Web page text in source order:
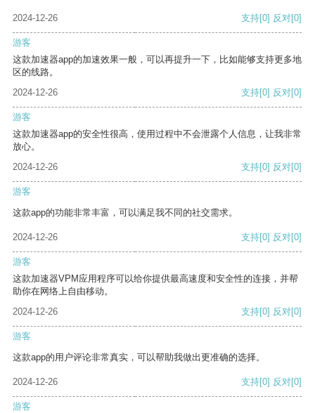
2024-12-26 支持[0] 反对[0]
游客
这款加速器app的加速效果一般，可以再提升一下，比如能够支持更多地
区的线路。
2024-12-26
支持[0] 反对[0]
游客
这款加速器app的安全性很高，使用过程中不会泄露个人信息，让我非常
放心。
2024-12-26
支持[0] 反对[0]
游客
这款app的功能非常丰富，可以满足我不同的社交需求。
2024-12-26 支持[0] 反对[0]
游客
这款加速器VPM应用程序可以给你提供最高速度和安全性的连接，并帮
助你在网络上自由移动。
2024-12-26
支持[0] 反对[0]
游客
这款app的用户评论非常真实，可以帮助我做出更准确的选择。
2024-12-26 支持[0] 反对[0]
游客